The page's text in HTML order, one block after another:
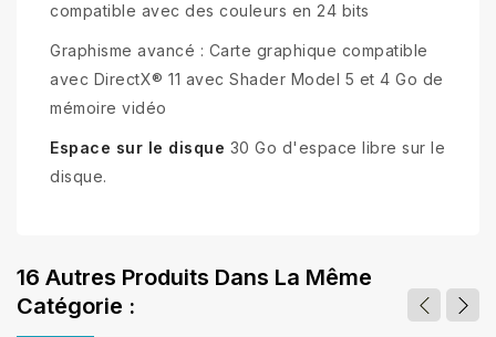
compatible avec des couleurs en 24 bits
Graphisme avancé : Carte graphique compatible
avec DirectX® 11 avec Shader Model 5 et 4 Go de
mémoire vidéo
Espace sur le disque 30 Go d'espace libre sur le
disque.
16 Autres Produits Dans La Même
Catégorie :